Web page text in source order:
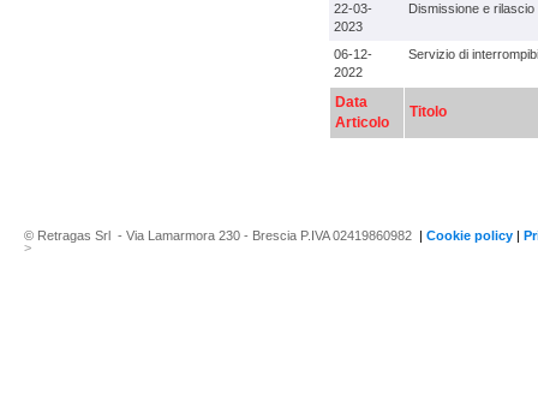
22-03-
2023
Dismissione e
06-12-
2022
Servizio di
Data
Articolo
Titolo
© Retragas Srl - Via Lamarmora 230 - Brescia P.IVA 02419860982 | Cookie policy|
>